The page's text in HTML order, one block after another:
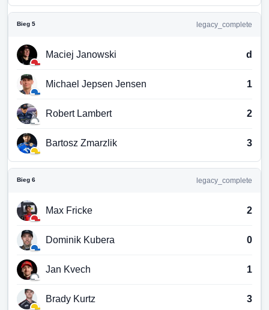
Bieg 5 legacy_complete
Maciej Janowski d
Michael Jepsen Jensen 1
Robert Lambert 2
Bartosz Zmarzlik 3
Bieg 6 legacy_complete
Max Fricke 2
Dominik Kubera 0
Jan Kvech 1
Brady Kurtz 3